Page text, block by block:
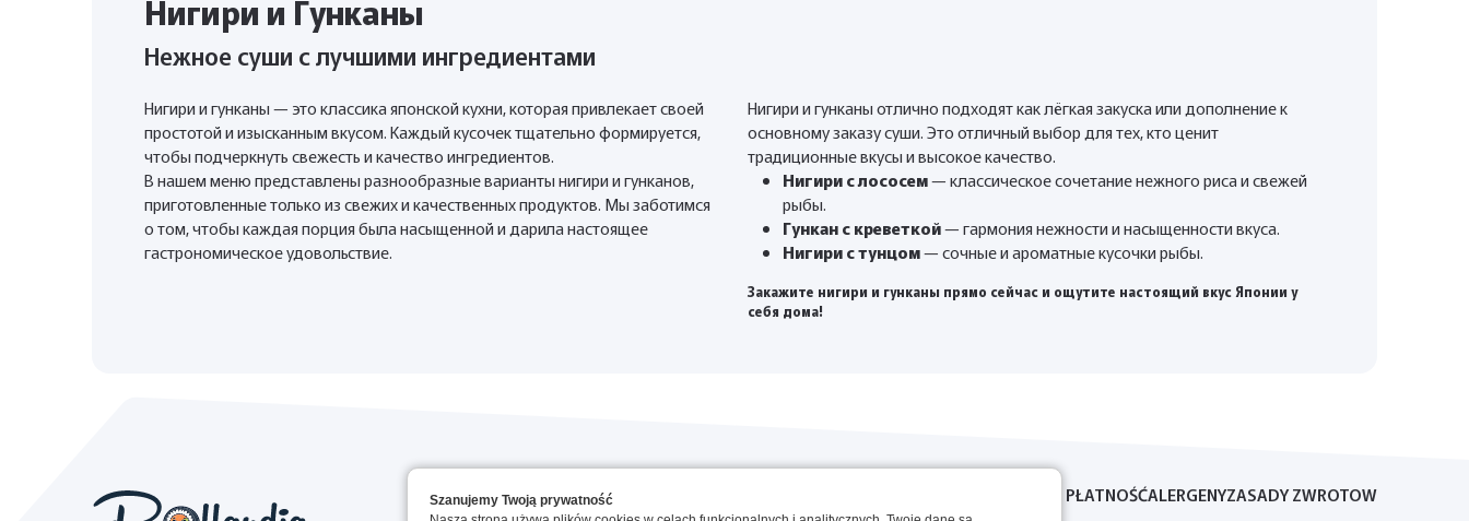
Нигири и Гунканы
Нежное суши с лучшими ингредиентами
Нигири и гунканы — это классика японской кухни, которая привлекает своей
простотой и изысканным вкусом. Каждый кусочек тщательно формируется,
чтобы подчеркнуть свежесть и качество ингредиентов.
В нашем меню представлены разнообразные варианты нигири и гунканов,
приготовленные только из свежих и качественных продуктов. Мы заботимся
о том, чтобы каждая порция была насыщенной и дарила настоящее
гастрономическое удовольствие.
Нигири и гунканы отлично подходят как лёгкая закуска или дополнение к
основному заказу суши. Это отличный выбор для тех, кто ценит
традиционные вкусы и высокое качество.
Нигири с лососем— классическое сочетание нежного риса и свежей
рыбы.
Гункан с креветкой— гармония нежности и насыщенности вкуса.
Нигири с тунцом— сочные и ароматные кусочки рыбы.
Закажите нигири и гунканы прямо сейчас и ощутите настоящий вкус Японии у
себя дома!
DOSTAWA I PŁATNOŚĆALERGENYZASADY ZWROTOW
Szanujemy Twoją prywatność